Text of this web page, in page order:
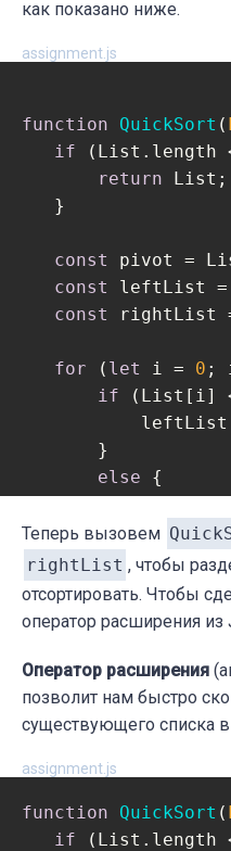
как показано ниже.
assignment.js
function QuickSort (
if (List.length
return List;
   }
const pivot =
const
leftList
const
rightList
for ( let i = 0 ;
if (List[i]
       }
else {
       }
   }
Теперь вызовем
rightList , чтобы
отсортировать. Чтобы
оператор расширения из
Оператор расширения
позволит нам быстро
существующего списка в
assignment.js
function QuickSort (
if (List.length